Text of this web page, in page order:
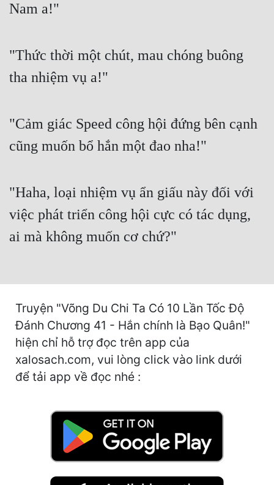
Cạnh Kỹ
Cổ Tiên Hiệp
Du Hí
Dã Sử
Huyền Huyễn
Huyền Nghi
Huyền Ảo
Hài Hước
Nam a!"
"Thức thời một chút, mau chóng buông
tha nhiệm vụ a!"
"Cảm giác Speed công hội đứng bên cạnh
cũng muốn bổ hắn một đao nha!"
"Haha, loại nhiệm vụ ẩn giấu này đối với
việc phát triển công hội cực có tác dụng,
ai mà không muốn cơ chứ?"
Truyện "Võng Du Chi Ta Có 10 Lần Tốc Độ
Đánh Chương 41 - Hắn chính là Bạo Quân!"
hiện chỉ hỗ trợ đọc trên app của
xalosach.com, vui lòng click vào link dưới
để tải app về đọc nhé :